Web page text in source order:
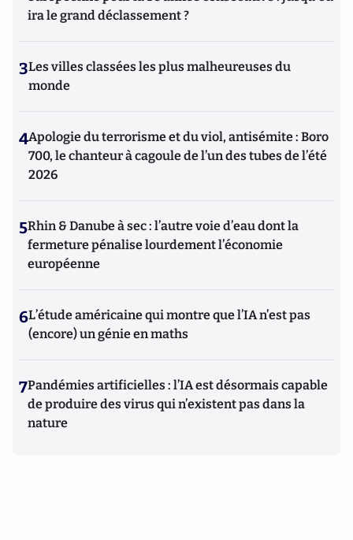
ira le grand déclassement ?
3Les villes classées les plus malheureuses du
monde
4Apologie du terrorisme et du viol, antisémite : Boro
700, le chanteur à cagoule de l’un des tubes de l’été
2026
5Rhin & Danube à sec : l’autre voie d’eau dont la
fermeture pénalise lourdement l’économie
européenne
6L’étude américaine qui montre que l’IA n’est pas
(encore) un génie en maths
7Pandémies artificielles : l’IA est désormais capable
de produire des virus qui n’existent pas dans la
nature